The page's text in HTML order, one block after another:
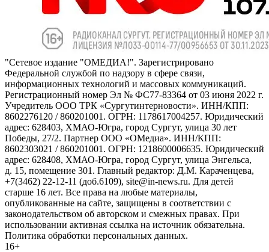
"Сетевое издание "ОМЕДИА!". Зарегистрировано
Федеральной службой по надзору в сфере связи,
информационных технологий и массовых коммуникаций.
Регистрационный номер Эл № ФС77-83364 от 03 июня 2022 г.
Учредитель ООО ТРК «Сургутинтерновости». ИНН/КПП:
8602276120 / 860201001. ОГРН: 1178617004257. Юридический
адрес: 628403, ХМАО-Югра, город Сургут, улица 30 лет
Победы, 27/2. Партнер ООО «ОМедиа». ИНН/КПП:
8602303021 / 860201001. ОГРН: 1218600006635. Юридический
адрес: 628408, ХМАО-Югра, город Сургут, улица Энгельса,
д. 15, помещение 301. Главный редактор: Д.М. Караченцева,
+7(3462) 22-12-11 (доб.6109), site@in-news.ru. Для детей
старше 16 лет. Все права на любые материалы,
опубликованные на сайте, защищены в соответствии с
законодательством об авторском и смежных правах. При
использовании активная ссылка на источник обязательна.
Политика обработки персональных данных.
16+